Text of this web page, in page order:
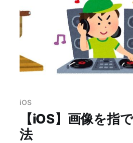
iOS
【iOS】画像を指
法